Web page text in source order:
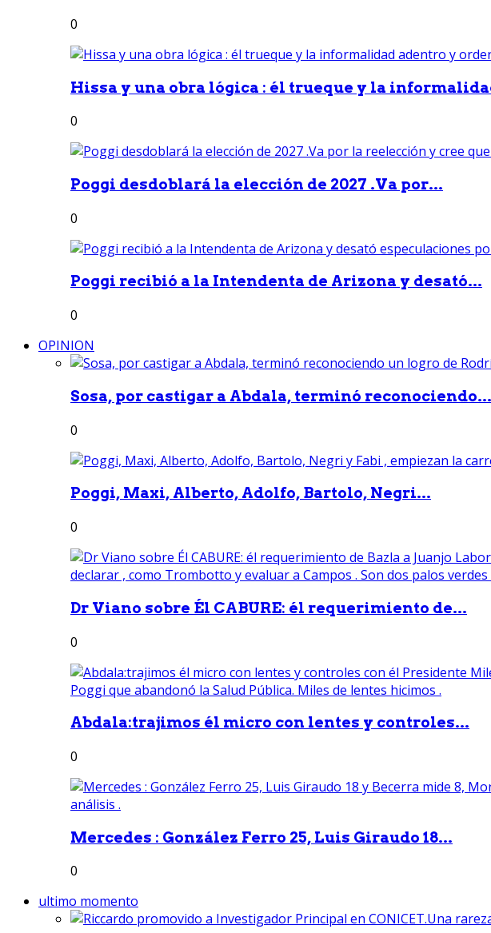
0
Hissa y una obra lógica : él trueque y la
0
Poggi desdoblará la elección de 2027 .Va por...
0
Poggi recibió a la Intendenta de Arizona y desató...
0
OPINION
Sosa, por castigar a Abdala, terminó reconociendo...
0
Poggi, Maxi, Alberto, Adolfo, Bartolo, Negri...
0
Dr Viano sobre Él CABURE: él requerimiento de...
0
Abdala:trajimos él micro con lentes y controles...
0
Mercedes : González Ferro 25, Luis Giraudo 18...
0
ultimo momento